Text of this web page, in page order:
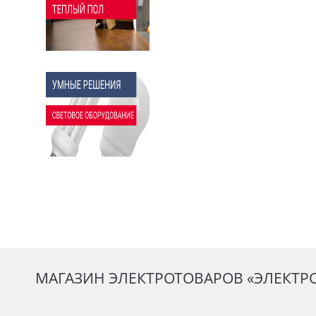
МАГАЗИН ЭЛЕКТРОТОВАРОВ